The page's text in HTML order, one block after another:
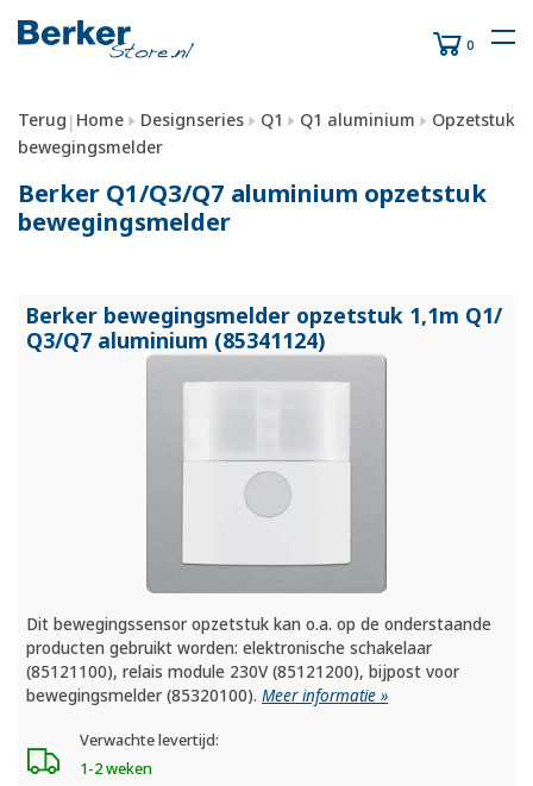
0
Terug | Home Designseries Q1 Q1 aluminium
Opzetstuk
bewegingsmelder
Berker Q1/Q3/Q7 aluminium opzetstuk
bewegingsmelder
Berker bewegingsmelder opzetstuk 1,1m Q1/
Q3/Q7 aluminium (85341124)
Dit bewegingssensor opzetstuk kan o.a. op de onderstaande
producten gebruikt worden: elektronische schakelaar
(85121100), relais module 230V (85121200), bijpost voor
bewegingsmelder (85320100).Meer informatie »
Verwachte levertijd:
1-2 weken